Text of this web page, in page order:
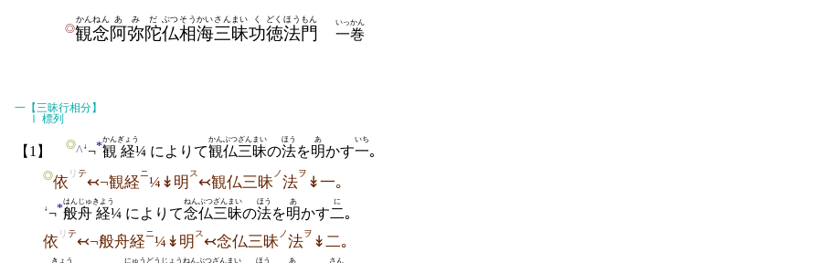
◎観念
かんねん
阿弥陀
あみだ
仏
ぶつ
相海
そうかい
三昧
さんまい
功
く
徳
どく
法門
ほうもん
一巻
いっかん
一 【三昧行相分】
Ⅰ 標列
【1】 ◎^ ↓¬*観
かん
経
ぎょう
¼ によりて観仏
かんぶつ
三昧
ざんまい
の法
ほう
を明
あ
かす一
いち
｡
◎依 リ テ↢¬観経 ニ¼↡明 ス↢観仏三昧 ノ法ヲ ↡一｡
↓¬*般舟
はんじゅ
経
きよう
¼ によりて念仏
ねんぶつ
三昧
ざんまい
の法
ほう
を明
あ
かす二
に
｡
依 リテ↢¬般舟経ニ¼↡明 ス↢念仏三昧 ノ法ヲ ↡二｡
きょう にゅう どう じょう ねんぶつざんまい ほう あ さん